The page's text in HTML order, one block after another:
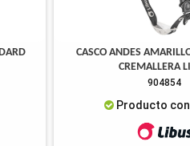
CASCO ANDES
CREMALLERA
904854
Producto